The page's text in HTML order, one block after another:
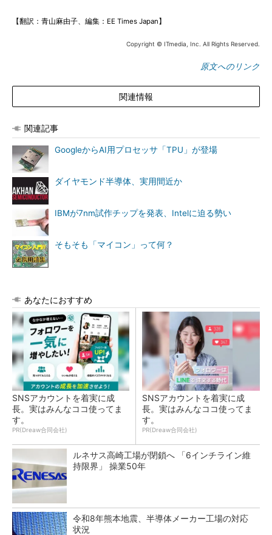
【翻訳：青山麻由子、編集：EE Times Japan】
Copyright © ITmedia, Inc. All Rights Reserved.
原文へのリンク
関連情報
関連記事
GoogleからAI用プロセッサ「TPU」が登場
ダイヤモンド半導体、実用間近か
IBMが7nm試作チップを発表、Intelに迫る勢い
そもそも「マイコン」って何？
あなたにおすすめ
SNSアカウントを着実に成
長。実はみんなココ使ってま
す。
PR(Dreaw合同会社)
SNSアカウントを着実に成
長。実はみんなココ使ってま
す。
PR(Dreaw合同会社)
ルネサス高崎工場が閉鎖へ 「6インチライン維
持限界」 操業50年
令和8年熊本地震、半導体メーカー工場の対応
状況